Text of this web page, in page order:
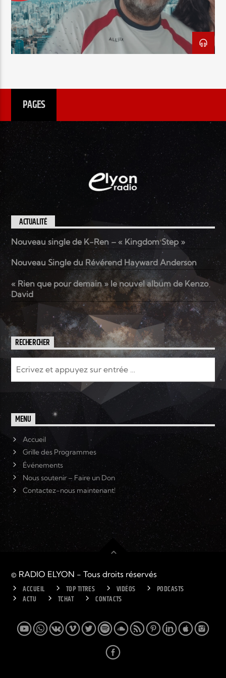
TITRE
ARTISTE
Radio Elyon
Elyon Rhema
Elyon Hits
Elyon Live
Elyon Kids
PAGES
ACTUALITÉ
Nouveau single de K-Ren – « Kingdom Step »
Nouveau Single du Révérend Hayward Anderson
« Rien que pour demain » le nouvel album de Kenzo
David
RECHERCHER
MENU
Accueil
Grille des Programmes
Événements
Nous soutenir – Faire un Don
Contactez-nous maintenant!
© RADIO ELYON - Tous droits réservés
ACCUEIL TOP TITRES VIDÉOS
PODCASTS
ACTU
TCHAT CONTACTS